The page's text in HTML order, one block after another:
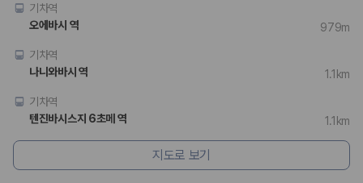
단체 여행이나 4인 이상 가족 여행에 적합하며 인원수, 짐 공간, 보
험 조건을 함께 확인해야 합니다.
제주렌트카 보험까지 비교해야 진짜 가격비교입
동일한 차량이라도 보험 조건에 따라 실제 부담 금액이 달라질 수 있습니
건을 함께 확인할 수 있도록 돕습니다.
기차역
오에바시 역
979m
기차역
나니와바시 역
1.1km
기차역
텐진바시스지 6초메 역
1.1km
지도로 보기